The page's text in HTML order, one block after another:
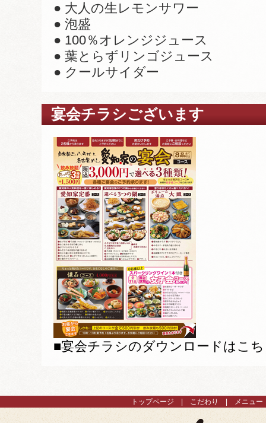
● 大人の生レモンサワー
● 泡盛
● 100％オレンジジュース
● 葉とらずリンゴジュース
● クールサイダー
宴会チラシございます
■宴会チラシのダウンロードはこ
トップページ こだわり メニュー